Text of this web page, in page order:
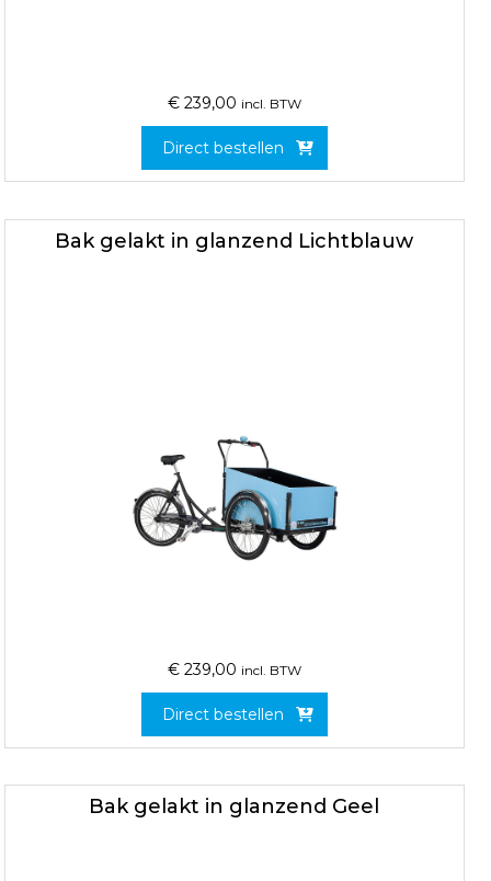
€ 239,00 incl. BTW
Direct bestellen
Bak gelakt in glanzend Lichtblauw
€ 239,00 incl. BTW
Direct bestellen
Bak gelakt in glanzend Geel